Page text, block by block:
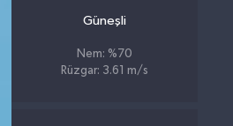
Güneşli
Nem: %70
Rüzgar: 3.61 m/s